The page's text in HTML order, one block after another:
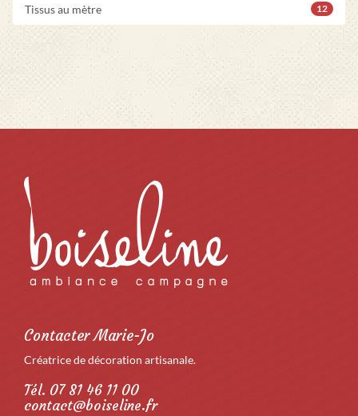
Tissus au mètre 12
Contacter Marie-Jo
Créatrice de décoration artisanale.
Tél. 07 81 46 11 00
contact@boiseline.fr